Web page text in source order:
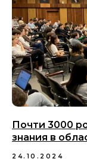
Почти 3000
знания в
24.10.2024